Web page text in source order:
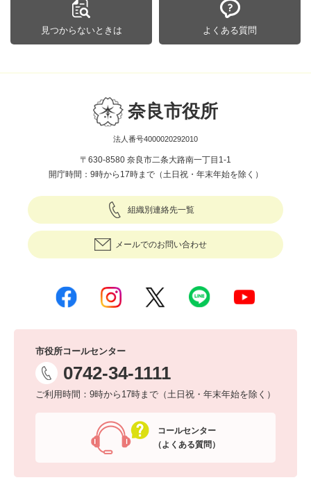
見つからないときは よくある質問
奈良市役所
法人番号4000020292010
〒630-8580 奈良市二条大路南一丁目1-1
開庁時間：9時から17時まで（土日祝・年末年始を除く）
組織別連絡先一覧
メールでのお問い合わせ
市役所コールセンター
0742-34-1111
ご利用時間：9時から17時まで（土日祝・年末年始を除く）
コールセンター
（よくある質問）